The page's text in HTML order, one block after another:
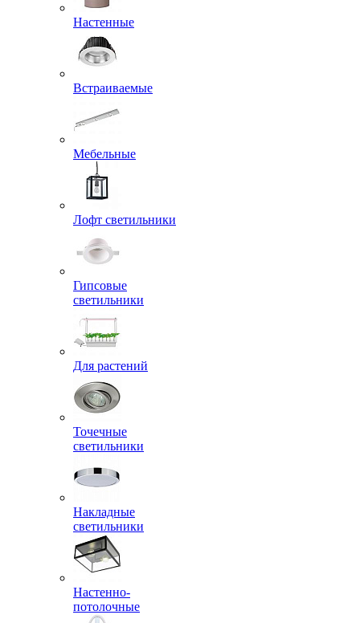
Настенные
Встраиваемые
Мебельные
Лофт светильники
Гипсовые
светильники
Для растений
Точечные
светильники
Накладные
светильники
Настенно-
потолочные